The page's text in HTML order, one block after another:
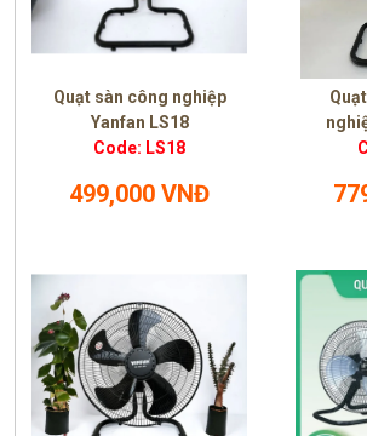
Quạt sàn công nghiệp
Yanfan LS18
Code: LS18
499,000 VNĐ